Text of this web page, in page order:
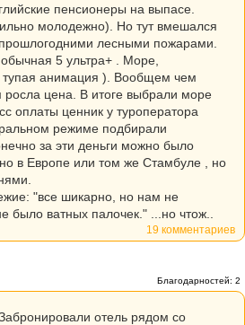
пенсионеры на выпасе.
молодежно). Но тут вмешался
лесными пожарами.
5 ультра+ . Море,
тупая анимация ). Вообщем чем
цена. В итоге выбрали море
оплаты ценник у туроператора
режиме подбирали
за эти деньги можно было
в Европе или том же Стамбуле , но
"все шикарно, но нам не
было ватных палочек." ...но чтож..
19 комментариев
Благодарностей: 2
отель рядом со